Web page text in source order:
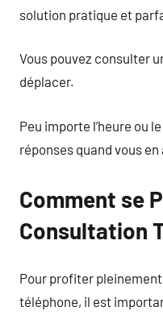
solution pratique et
Vous pouvez consulter
déplacer.
Peu importe l’heure ou
réponses quand vous en
Comment se
Consultation
Pour profiter pleinement
téléphone, il est